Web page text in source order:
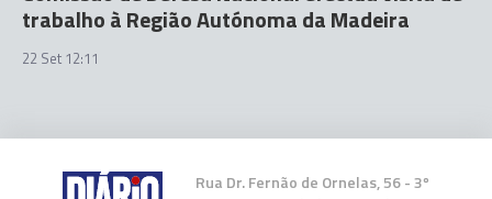
trabalho à Região Autónoma da Madeira
22 Set 12:11
Rua Dr. Fernão de Ornelas, 56 - 3º